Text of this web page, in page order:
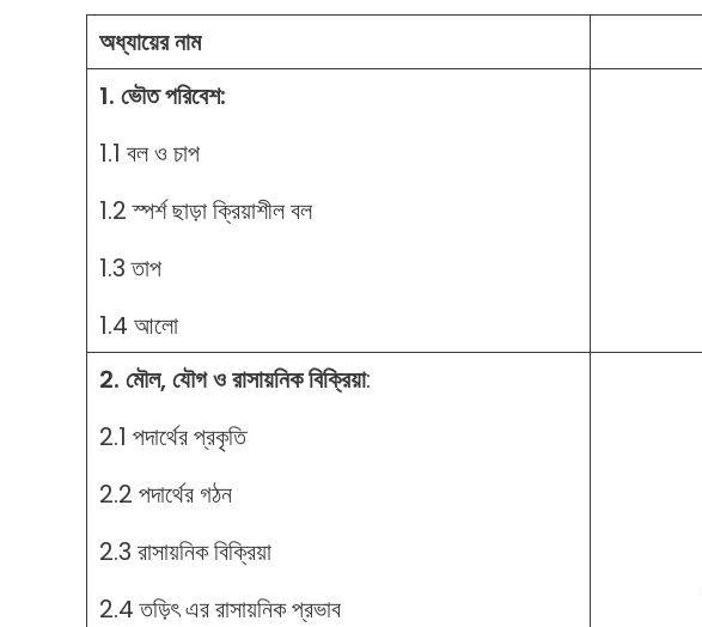
অধ্যায়ের নাম
1. ভৌত পরিবেশ:
1.1 বল ও চাপ
1.2 স্পর্শ ছাড়া ক্রিয়াশীল বল
1.3 তাপ
1.4 আলো
2. মৌল, যৌগ ও রাসায়নিক বিক্রিয়া:
2.1 পদার্থের প্রকৃতি
2.2 পদার্থের গঠন
2.3 রাসায়নিক বিক্রিয়া
2.4 তড়িৎ এর রাসায়নিক প্রভাব